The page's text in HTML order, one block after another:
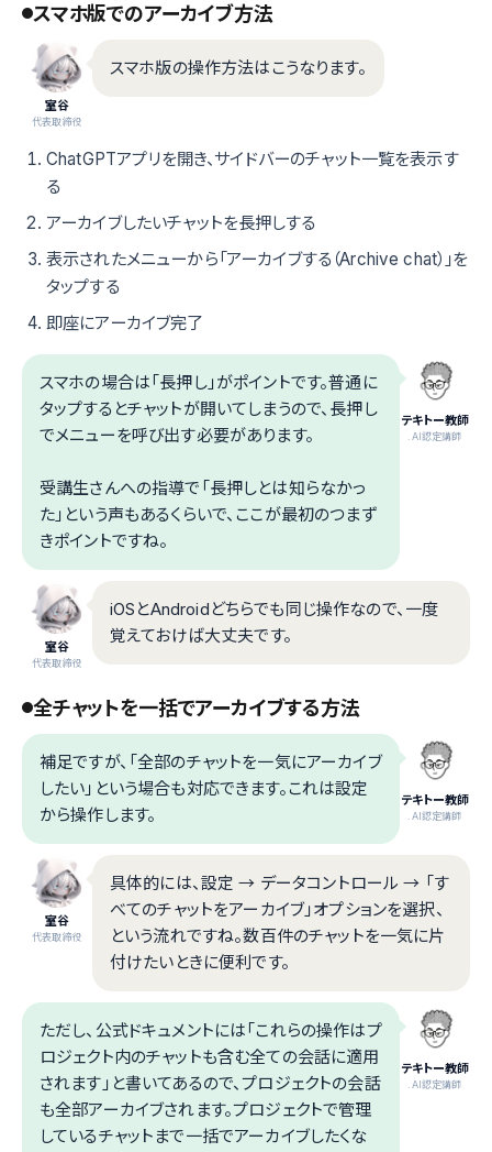
スマホ版でのアーカイブ方法
室谷
代表取締役
スマホ版の操作方法はこうなります。
ChatGPTアプリを開き、サイドバーのチャット一覧を表示す
る
アーカイブしたいチャットを長押しする
表示されたメニューから「アーカイブする（Archive chat）」を
タップする
即座にアーカイブ完了
テキトー教師
.AI認定講師
スマホの場合は「長押し」がポイントです。普通に
タップするとチャットが開いてしまうので、長押し
でメニューを呼び出す必要があります。
受講生さんへの指導で「長押しとは知らなかっ
た」という声もあるくらいで、ここが最初のつまず
きポイントですね。
室谷
代表取締役
iOSとAndroidどちらでも同じ操作なので、一度
覚えておけば大丈夫です。
全チャットを一括でアーカイブする方法
テキトー教師
.AI認定講師
補足ですが、「全部のチャットを一気にアーカイブ
したい」という場合も対応できます。これは設定
から操作します。
室谷
代表取締役
具体的には、設定 → データコントロール → 「す
べてのチャットをアーカイブ」オプションを選択、
という流れですね。数百件のチャットを一気に片
付けたいときに便利です。
テキトー教師
.AI認定講師
ただし、公式ドキュメントには「これらの操作はプ
ロジェクト内のチャットも含む全ての会話に適用
されます」と書いてあるので、プロジェクトの会話
も全部アーカイブされます。プロジェクトで管理
しているチャットまで一括でアーカイブしたくな